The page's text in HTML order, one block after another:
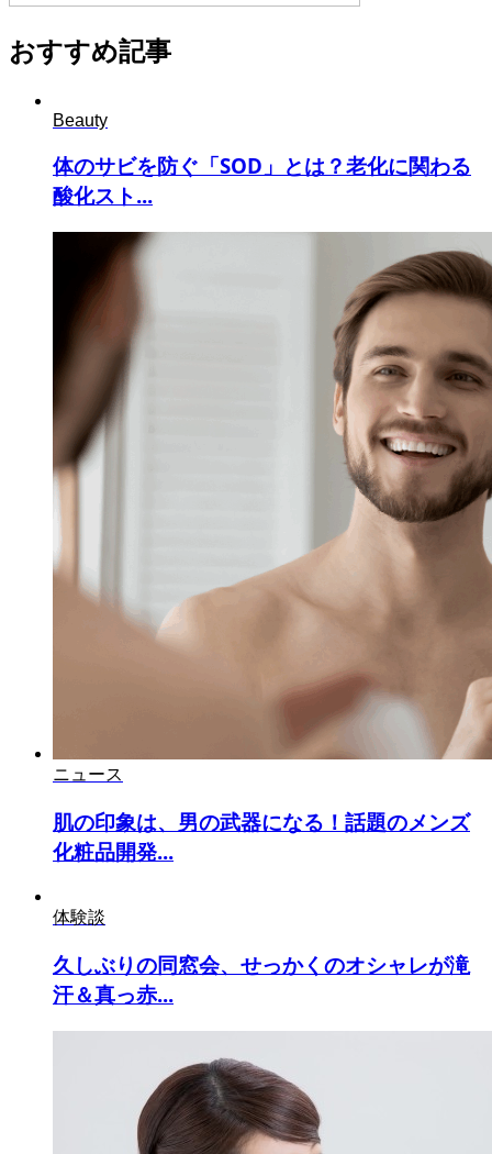
おすすめ記事
Beauty
体のサビを防ぐ「SOD」とは？老化に関わる
酸化スト...
ニュース
肌の印象は、男の武器になる！話題のメンズ
化粧品開発...
体験談
久しぶりの同窓会、せっかくのオシャレが滝
汗＆真っ赤...